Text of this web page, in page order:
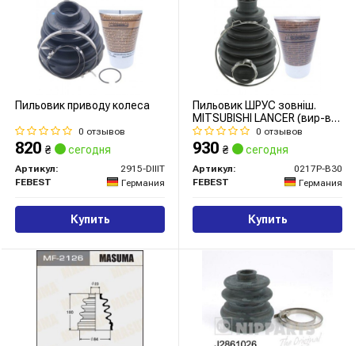
Пильовик приводу колеса
0 отзывов
820 ₴ сегодня
Артикул:
2915-DIIIT
FEBEST
Германия
Купить
Пильовик ШРУС зовніш.
MITSUBISHI LANCER (вир-во
FEBEST)
0 отзывов
930 ₴ сегодня
Артикул:
0217P-B30
FEBEST
Германия
Купить